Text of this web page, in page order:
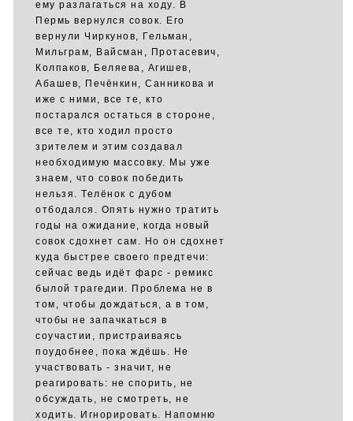
ему разлагаться на ходу. В
Пермь вернулся совок. Его
вернули Чиркунов, Гельман,
Мильграм, Вайсман, Протасевич,
Колпаков, Беляева, Агишев,
Абашев, Печёнкин, Санникова и
иже с ними, все те, кто
постарался остаться в стороне,
все те, кто ходил просто
зрителем и этим создавал
необходимую массовку. Мы уже
знаем, что совок победить
нельзя. Телёнок с дубом
отбодался. Опять нужно тратить
годы на ожидание, когда новый
совок сдохнет сам. Но он сдохнет
куда быстрее своего предтечи:
сейчас ведь идёт фарс - ремикс
былой трагедии. Проблема не в
том, чтобы дождаться, а в том,
чтобы не запачкаться в
соучастии, пристраиваясь
поудобнее, пока ждёшь. Не
участвовать - значит, не
реагировать: не спорить, не
обсуждать, не смотреть, не
ходить. Игнорировать. Напомню